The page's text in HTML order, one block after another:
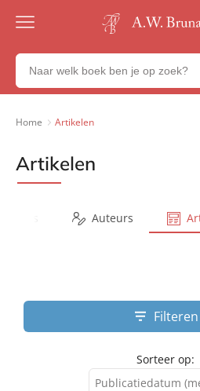
Gratis
23:00
besteld,
werkdag
Veilig
betalen
Zoeken
naar
boeken,
Home Artikelen
Artikelen
Auteurs
Filteren
Sorteer op:
Publicatiedatum